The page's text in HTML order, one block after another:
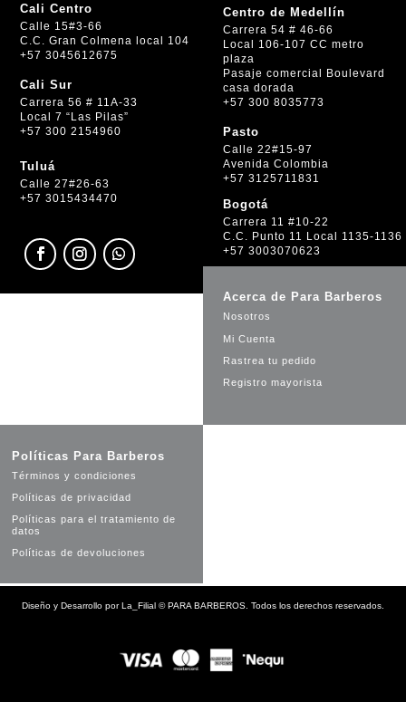
Cali Centro
Calle 15#3-66
C.C. Gran Colmena local 104
+57 3045612675
Cali Sur
Carrera 56 # 11A-33
Local 7 “Las Pilas”
+57 300 2154960
Tuluá
Calle 27#26-63
+57 3015434470
Centro de Medellín
Carrera 54 # 46-66
Local 106-107 CC metro
plaza
Pasaje comercial Boulevard
casa dorada
+57 300 8035773
Pasto
Calle 22#15-97
Avenida Colombia
+57 3125711831
Bogotá
Carrera 11 #10-22
C.C. Punto 11 Local 1135-1136
+57 3003070623
Acerca de Para Barberos
Nosotros
Mi Cuenta
Rastrea tu pedido
Registro mayorista
Políticas Para Barberos
Términos y condiciones
Políticas de privacidad
Políticas para el tratamiento de
datos
Políticas de devoluciones
Diseño y Desarrollo porLa_Filial ©PARA BARBEROS. Todos los derechos reservados.